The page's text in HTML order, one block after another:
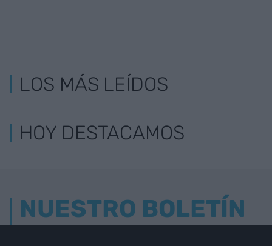
LOS MÁS LEÍDOS
HOY DESTACAMOS
NUESTRO BOLETÍN